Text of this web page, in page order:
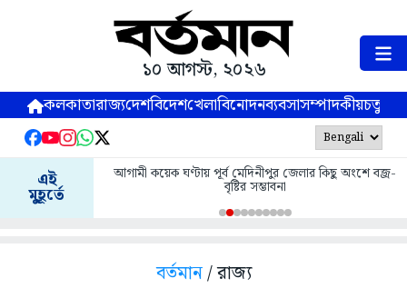
১০ আগস্ট, ২০২৬
কলকাতারাজ্যদেশবিদেশখেলাবিনোদনব্যবসাসম্পাদকীয়
এই
মুহূর্তে
আগামী কয়েক ঘণ্টায় পূর্ব মেদিনীপুর জেলার কিছু অংশে বজ্র-
বৃষ্টির সম্ভাবনা
বর্তমান/ রাজ্য